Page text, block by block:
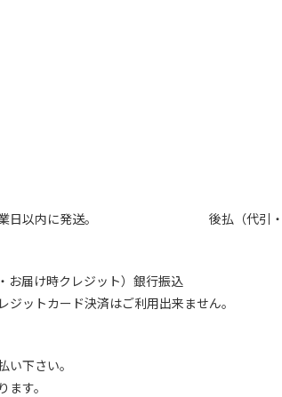
営業日以内に発送。 後払（代引・クレ
お届け時クレジット）銀行振込
ットカード決済はご利用出来ません。
下さい。
ます。